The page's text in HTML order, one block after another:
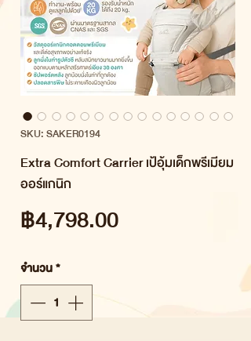
SKU: SAKER0194
Extra Comfort Carrier เป้อุ้มเด็กพรีเมียม
ออร์แกนิก
฿4,798.00ราคา
จำนวน*